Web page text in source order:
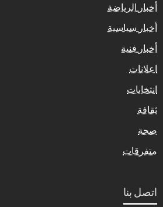
أخبار الرياضة
أخبار سياسية
أخبار فنية
اعلانات
انتخابات
ثقافة
صحة
متفرقات
اتصل بنا